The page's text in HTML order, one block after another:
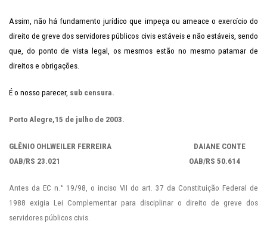
Assim, não há fundamento jurídico que impeça ou ameace o exercício do
direito de greve dos servidores públicos civis estáveis e não estáveis, sendo
que, do ponto de vista legal, os mesmos estão no mesmo patamar de
direitos e obrigações.
É o nosso parecer, sub censura.
Porto Alegre,15 de julho de 2003.
GLÊNIO OHLWEILER FERREIRA DAIANE CONTE
OAB/RS 23.021 OAB/RS 50.614
Antes da EC n.° 19/98, o inciso VII do art. 37 da Constituição Federal de
1988 exigia Lei Complementar para disciplinar o direito de greve dos
servidores públicos civis.